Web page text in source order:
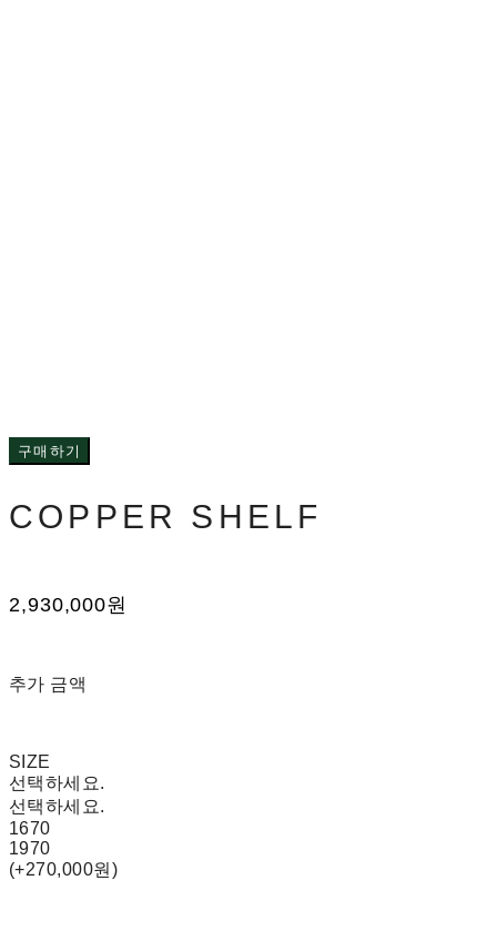
구매하기
COPPER SHELF
2,930,000원
추가 금액
SIZE
선택하세요.
선택하세요.
1670
1970
(+270,000원)